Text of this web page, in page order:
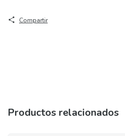
Compartir
Productos relacionados